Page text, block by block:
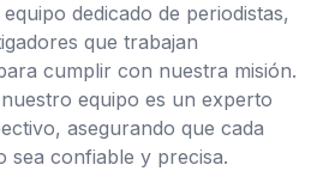
dedicado de periodistas,
que trabajan
cumplir con nuestra misión.
equipo es un experto
asegurando que cada
sea confiable y precisa.